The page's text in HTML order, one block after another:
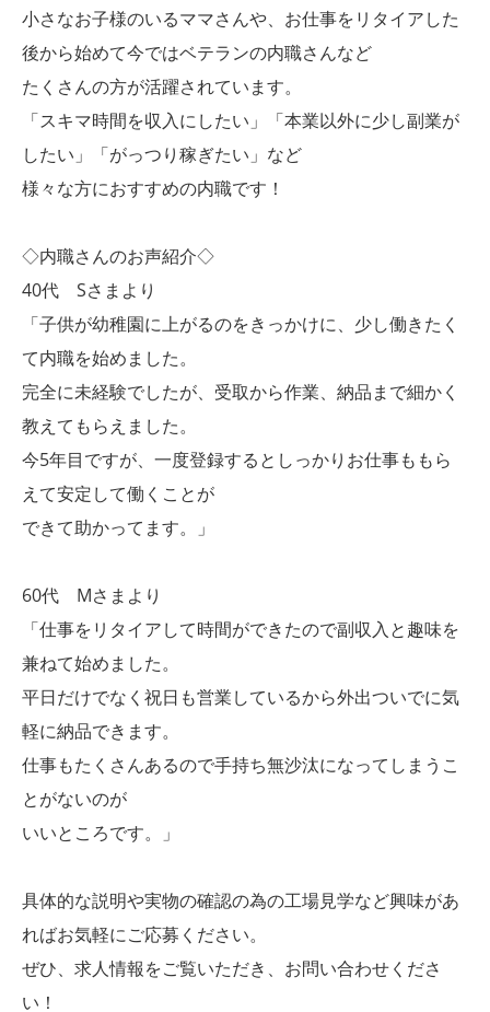
小さなお子様のいるママさんや、お仕事をリタイアした
後から始めて今ではベテランの内職さんなど
たくさんの方が活躍されています。
「スキマ時間を収入にしたい」「本業以外に少し副業が
したい」「がっつり稼ぎたい」など
様々な方におすすめの内職です！
◇内職さんのお声紹介◇
40代 Sさまより
「子供が幼稚園に上がるのをきっかけに、少し働きたく
て内職を始めました。
完全に未経験でしたが、受取から作業、納品まで細かく
教えてもらえました。
今5年目ですが、一度登録するとしっかりお仕事ももら
えて安定して働くことが
できて助かってます。」
60代 Mさまより
「仕事をリタイアして時間ができたので副収入と趣味を
兼ねて始めました。
平日だけでなく祝日も営業しているから外出ついでに気
軽に納品できます。
仕事もたくさんあるので手持ち無沙汰になってしまうこ
とがないのが
いいところです。」
具体的な説明や実物の確認の為の工場見学など興味があ
ればお気軽にご応募ください。
ぜひ、求人情報をご覧いただき、お問い合わせくださ
い！